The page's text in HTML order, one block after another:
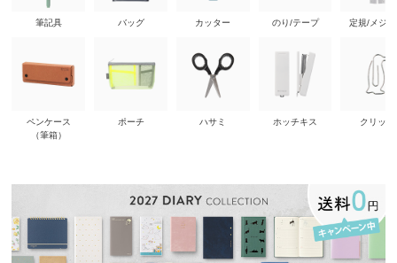
筆記具
ペンケース
（筆箱）
バッグ
ポーチ
カッター
ハサミ
のり/テープ
ホッチキス
定規/メジ
クリップ